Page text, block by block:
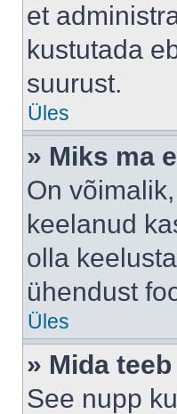
et
kustutada
suurust.
Üles
» Miks ma
On
keelanud
olla
ühendust
Üles
» Mida
See nupp